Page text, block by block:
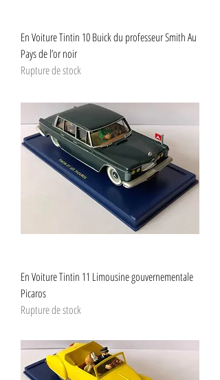
En Voiture Tintin 10 Buick du professeur Smith Au
Pays de l’or noir
Rupture de stock
En Voiture Tintin 11 Limousine gouvernementale
Picaros
Rupture de stock